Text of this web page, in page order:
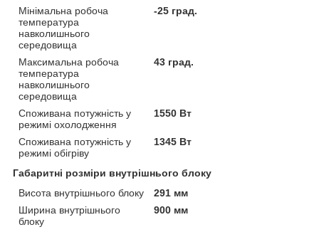
Мінімальна робоча
температура
навколишнього
середовища
-25 град.
Максимальна робоча
температура
навколишнього
середовища
43 град.
Споживана потужність у
режимі охолодження
1550 Вт
Споживана потужність у
режимі обігріву
1345 Вт
Габаритні розміри внутрішнього блоку
Висота внутрішнього блоку
291 мм
Ширина внутрішнього
блоку
900 мм